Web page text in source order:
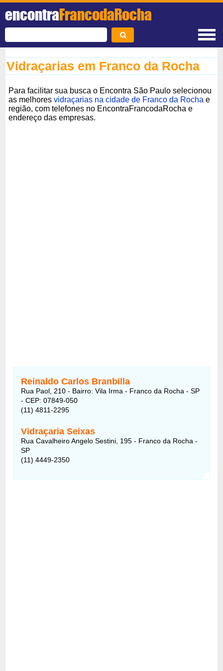
encontraFrancodaRocha
Vidraçarias em Franco da Rocha
Para facilitar sua busca o Encontra São Paulo selecionou
as melhoresvidraçarias na cidade de Franco da Rocha e
região, com telefones no EncontraFrancodaRocha e
endereço das empresas.
Reinaldo Carlos Branbilla
Rua Paol, 210 - Bairro: Vila Irma - Franco da Rocha - SP
- CEP: 07849-050
(11) 4811-2295
Vidraçaria Seixas
Rua Cavalheiro Angelo Sestini, 195 - Franco da Rocha -
SP
(11) 4449-2350